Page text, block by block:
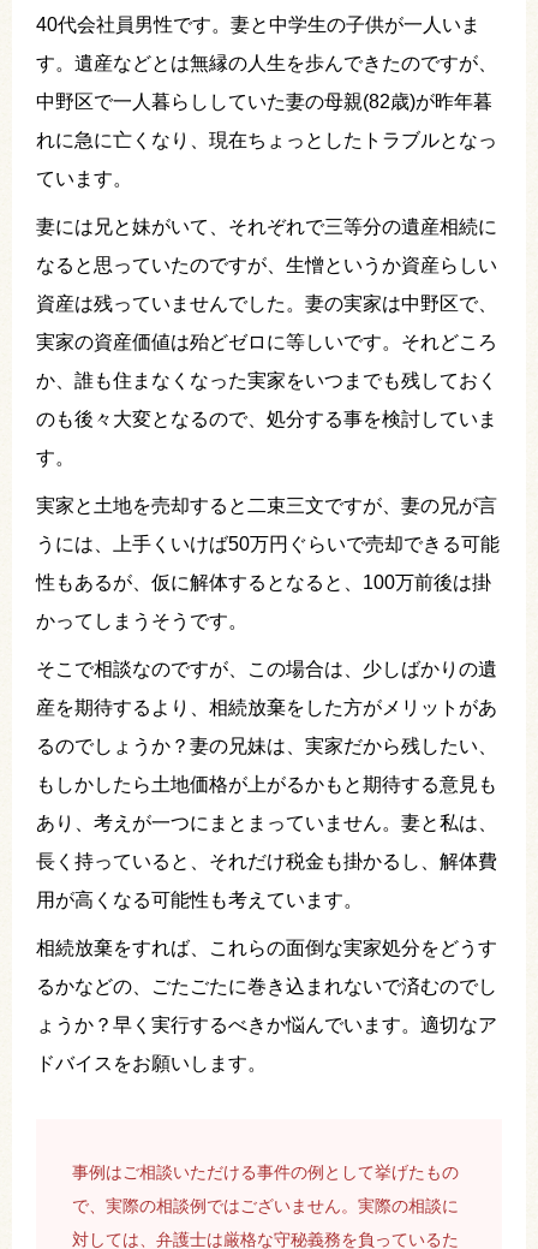
40代会社員男性です。妻と中学生の子供が一人いま
す。遺産などとは無縁の人生を歩んできたのですが、
中野区で一人暮らししていた妻の母親(82歳)が昨年暮
れに急に亡くなり、現在ちょっとしたトラブルとなっ
ています。
妻には兄と妹がいて、それぞれで三等分の遺産相続に
なると思っていたのですが、生憎というか資産らしい
資産は残っていませんでした。妻の実家は中野区で、
実家の資産価値は殆どゼロに等しいです。それどころ
か、誰も住まなくなった実家をいつまでも残しておく
のも後々大変となるので、処分する事を検討していま
す。
実家と土地を売却すると二束三文ですが、妻の兄が言
うには、上手くいけば50万円ぐらいで売却できる可能
性もあるが、仮に解体するとなると、100万前後は掛
かってしまうそうです。
そこで相談なのですが、この場合は、少しばかりの遺
産を期待するより、相続放棄をした方がメリットがあ
るのでしょうか？妻の兄妹は、実家だから残したい、
もしかしたら土地価格が上がるかもと期待する意見も
あり、考えが一つにまとまっていません。妻と私は、
長く持っていると、それだけ税金も掛かるし、解体費
用が高くなる可能性も考えています。
相続放棄をすれば、これらの面倒な実家処分をどうす
るかなどの、ごたごたに巻き込まれないで済むのでし
ょうか？早く実行するべきか悩んでいます。適切なア
ドバイスをお願いします。
事例はご相談いただける事件の例として挙げたもの
で、実際の相談例ではございません。実際の相談に
対しては、弁護士は厳格な守秘義務を負っているた